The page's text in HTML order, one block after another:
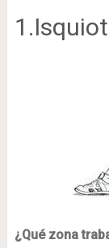
¿Qué zona